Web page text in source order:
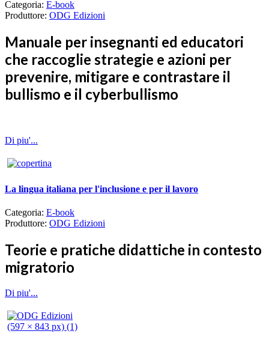
Categoria: E-book
Produttore: ODG Edizioni
Manuale per insegnanti ed educatori
che raccoglie strategie e azioni per
prevenire, mitigare e contrastare il
bullismo e il cyberbullismo
Di piu'...
La lingua italiana per l'inclusione e per il lavoro
Categoria: E-book
Produttore: ODG Edizioni
Teorie e pratiche didattiche in contesto
migratorio
Di piu'...